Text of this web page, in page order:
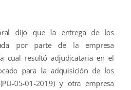
dijo que la entrega de los
por parte de la empresa
la cual resultó adjudicataria en el
para la adquisición de los
05-01-2019) y otra empresa